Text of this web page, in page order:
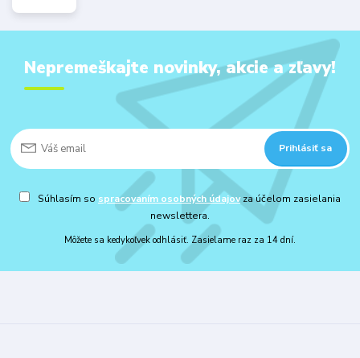
Nepremeškajte novinky, akcie a zľavy!
Prihlásiť sa
Súhlasím so spracovaním osobných údajovza účelom zasielania
newslettera.
Môžete sa kedykoľvek odhlásiť. Zasielame raz za 14 dní.